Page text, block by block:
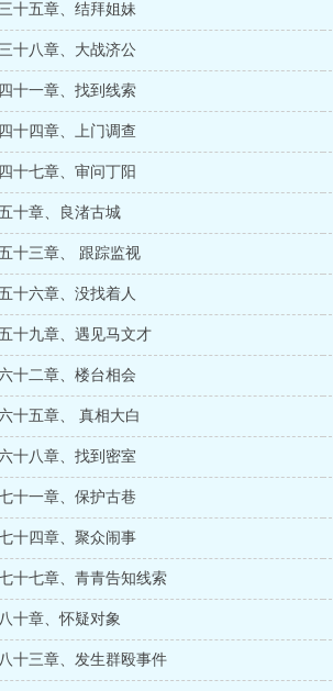
十五章、结拜姐妹
十八章、大战济公
十一章、找到线索
十四章、上门调查
十七章、审问丁阳
十章、良渚古城
十三章、 跟踪监视
十六章、没找着人
十九章、遇见马文才
十二章、楼台相会
十五章、 真相大白
十八章、找到密室
十一章、保护古巷
十四章、聚众闹事
十七章、青青告知线索
十章、怀疑对象
十三章、发生群殴事件